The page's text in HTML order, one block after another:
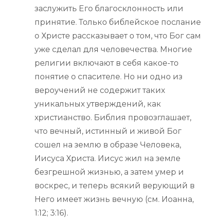
заслужить Его благосклонность или
принятие. Только библейское послание
о Христе рассказывает о том, что Бог сам
уже сделал для человечества. Многие
религии включают в себя какое-то
понятие о спасителе. Но ни одно из
вероучений не содержит таких
уникальных утверждений, как
христианство. Библия провозглашает,
что вечный, истинный и живой Бог
сошел на землю в образе Человека,
Иисуса Христа. Иисус жил на земле
безгрешной жизнью, а затем умер и
воскрес, и теперь всякий верующий в
Него имеет жизнь вечную (см. Иоанна,
1:12; 3:16).